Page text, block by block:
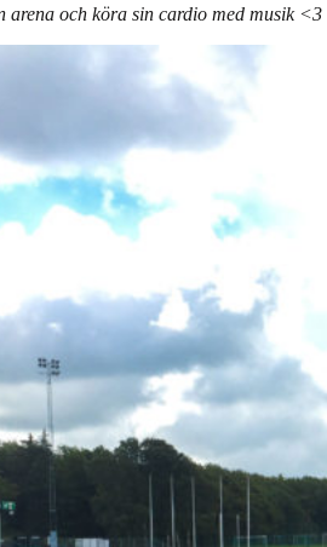
arena och köra sin cardio med musik <3